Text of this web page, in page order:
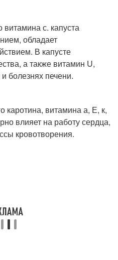
витамина с. капуста
обладает
В капусте
а также витамин U,
болезнях печени.
каротина, витамина а, Е, к,
влияет на работу сердца,
кровотворения.